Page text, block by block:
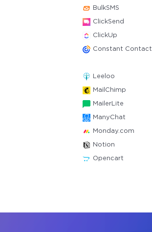
BulkSMS
ClickSend
ClickUp
Constant Contact
Leeloo
MailChimp
MailerLite
ManyChat
Monday.com
Notion
Opencart